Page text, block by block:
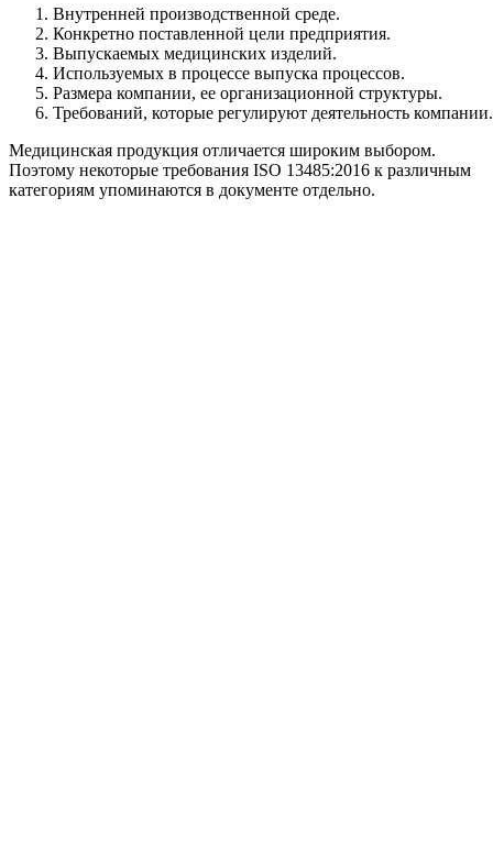
Внутренней производственной среде.
Конкретно поставленной цели предприятия.
Выпускаемых медицинских изделий.
Используемых в процессе выпуска процессов.
Размера компании, ее организационной структуры.
Требований, которые регулируют деятельность компании.
Медицинская продукция отличается широким выбором.
Поэтому некоторые требования ISO 13485:2016 к различным
категориям упоминаются в документе отдельно.